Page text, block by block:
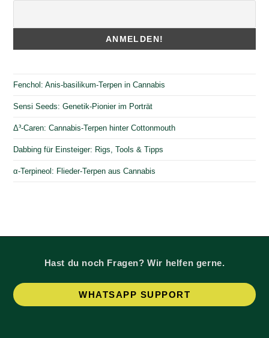
Fenchol: Anis-basilikum-Terpen in Cannabis
Sensi Seeds: Genetik-Pionier im Porträt
Δ³-Caren: Cannabis-Terpen hinter Cottonmouth
Dabbing für Einsteiger: Rigs, Tools & Tipps
α-Terpineol: Flieder-Terpen aus Cannabis
Hast du noch Fragen? Wir helfen gerne.
WHATSAPP SUPPORT